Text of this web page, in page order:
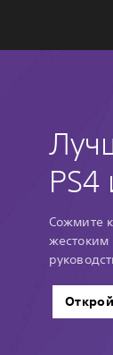
PS4
Сожмите
жестоким